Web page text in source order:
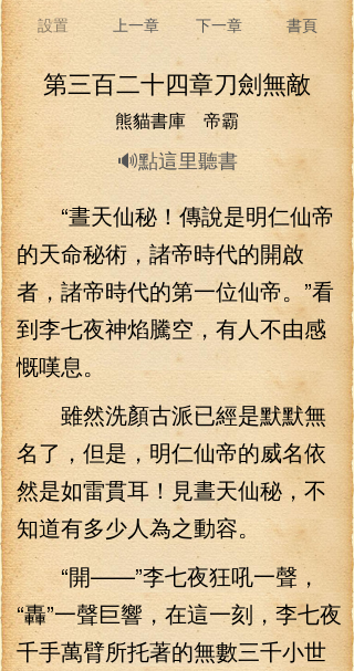
設置 上一章 下一章 書頁
第三百二十四章刀劍無敵
熊貓書庫 帝霸
🔊點這里聽書
“晝天仙秘！傳說是明仁仙帝
的天命秘術，諸帝時代的開啟
者，諸帝時代的第一位仙帝。”看
到李七夜神焰騰空，有人不由感
慨嘆息。
雖然洗顏古派已經是默默無
名了，但是，明仁仙帝的威名依
然是如雷貫耳！見晝天仙秘，不
知道有多少人為之動容。
“開——”李七夜狂吼一聲，
“轟”一聲巨響，在這一刻，李七夜
千手萬臂所托著的無數三千小世